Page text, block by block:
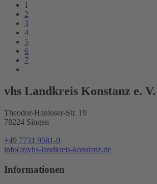
1
2
3
4
5
6
7
vhs Landkreis Konstanz e. V.
Theodor-Hanloser-Str. 19
78224 Singen
+49 7731 9581-0
info(at)vhs-landkreis-konstanz.de
Informationen